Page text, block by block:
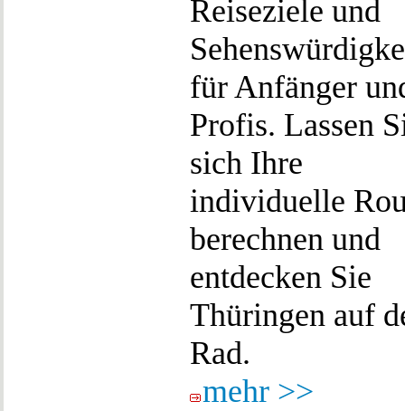
Reiseziele und
für Anfänger
Profis. Lassen
sich Ihre
individuelle
berechnen und
entdecken Sie
Thüringen auf
Rad.
mehr >>